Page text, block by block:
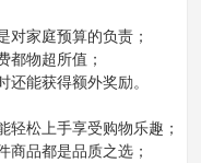
对家庭预算的负责；
都物超所值；
能获得额外奖励。
轻松上手享受购物乐趣；
商品都是品质之选；